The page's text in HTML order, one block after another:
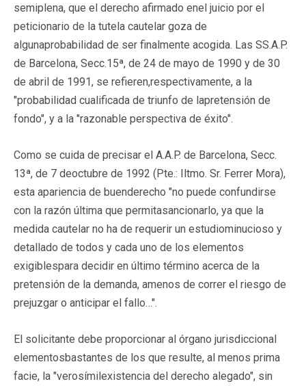
semiplena, que el derecho afirmado enel juicio por el
peticionario de la tutela cautelar goza de
algunaprobabilidad de ser finalmente acogida. Las SS.A.P.
de Barcelona, Secc.15ª, de 24 de mayo de 1990 y de 30
de abril de 1991, se refieren,respectivamente, a la
"probabilidad cualificada de triunfo de lapretensión de
fondo", y a la "razonable perspectiva de éxito".
Como se cuida de precisar el A.A.P. de Barcelona, Secc.
13ª, de 7 deoctubre de 1992 (Pte.: Iltmo. Sr. Ferrer Mora),
esta apariencia de buenderecho "no puede confundirse
con la razón última que permitasancionarlo, ya que la
medida cautelar no ha de requerir un estudiominucioso y
detallado de todos y cada uno de los elementos
exigiblespara decidir en último término acerca de la
pretensión de la demanda, amenos de correr el riesgo de
prejuzgar o anticipar el fallo…".
El solicitante debe proporcionar al órgano jurisdiccional
elementosbastantes de los que resulte, al menos prima
facie, la "verosímilexistencia del derecho alegado", sin